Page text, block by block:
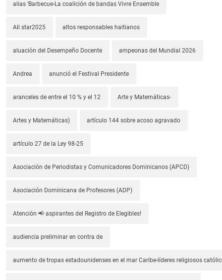
alias ‘Barbecue-La coalición de bandas Vivre Ensemble
All star2025 altos responsables haitianos
aluación del Desempeño Docente ampeonas del Mundial 2026
Andrea anunció el Festival Presidente
aranceles de entre el 10 % y el 12 Arte y Matemáticas-
Artes y Matemáticas) artículo 144 sobre acoso agravado
artículo 27 de la Ley 98-25
Asociación de Periodistas y Comunicadores Dominicanos (APCD)
Asociación Dominicana de Profesores (ADP)
Atención 📢 aspirantes del Registro de Elegibles!
audiencia preliminar en contra de
aumento de tropas estadounidenses en el mar Caribe-líderes religiosos